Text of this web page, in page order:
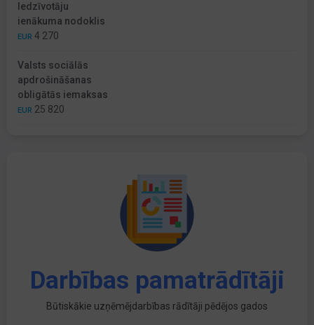
Iedzīvotāju
ienākuma nodoklis
EUR 4 270
Valsts sociālās
apdrošināšanas
obligātās iemaksas
EUR 25 820
Darbības pamatrādītāji
Būtiskākie uzņēmējdarbības rādītāji pēdējos gados